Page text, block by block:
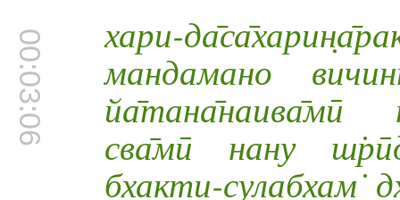
00:03:06 хари-
мандамано
йа̄тана̄наива̄мӣ
сва̄мӣ нану
бхакти-сулабхам̇